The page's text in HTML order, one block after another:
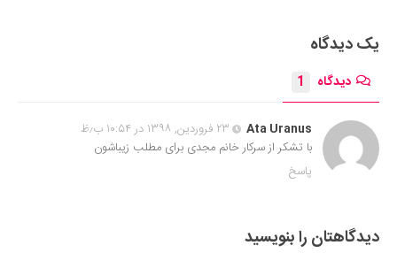
یک دیدگاه
دیدگاه 1
Ata Uranus
۲۳ فروردین, ۱۳۹۸ در ۱۰:۵۴ ب٫ظ
با تشکر از سرکار خانم مجدی برای مطلب زیباشون
پاسخ
دیدگاهتان را بنویسید